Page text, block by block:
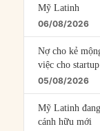
Mỹ Latinh
06/08/2026
Nợ cho kẻ
việc cho
05/08/2026
Mỹ Latinh
cánh hữu mới